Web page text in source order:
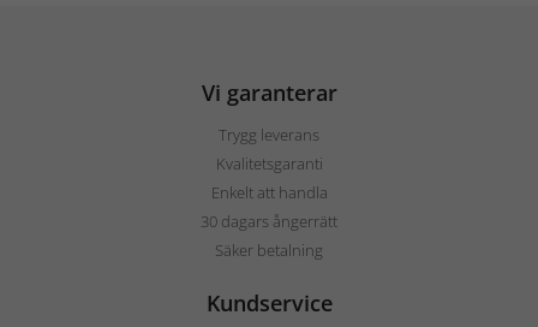
Vi garanterar
Trygg leverans
Kvalitetsgaranti
Enkelt att handla
30 dagars ångerrätt
Säker betalning
Kundservice